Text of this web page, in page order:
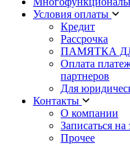
Условия оплаты
Кредит
Рассрочка
ПАМЯТКА
Оплата
партнеров
Для
Контакты
О компании
Записаться
Прочее